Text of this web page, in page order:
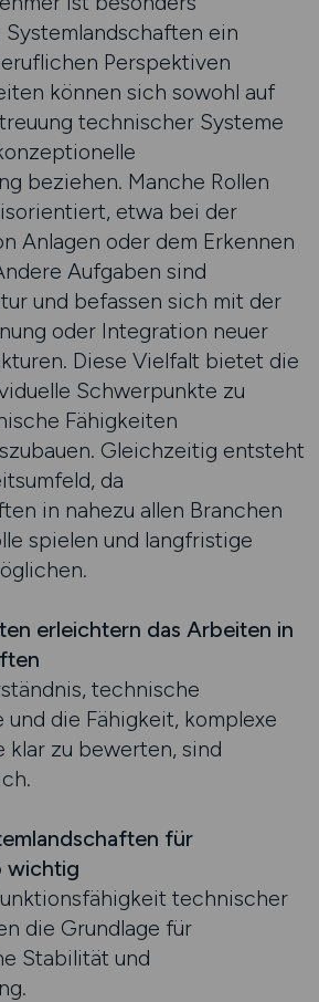
Systemlandschaften ein
Perspektiven
können sich sowohl auf
technischer Systeme
beziehen. Manche Rollen
etwa bei der
Anlagen oder dem Erkennen
Aufgaben sind
und befassen sich mit der
oder Integration neuer
Diese Vielfalt bietet die
Schwerpunkte zu
Fähigkeiten
Gleichzeitig entsteht
da
in nahezu allen Branchen
spielen und langfristige
erleichtern das Arbeiten in
technische
und die Fähigkeit, komplexe
klar zu bewerten, sind
für
wichtig
technischer
die Grundlage für
Stabilität und